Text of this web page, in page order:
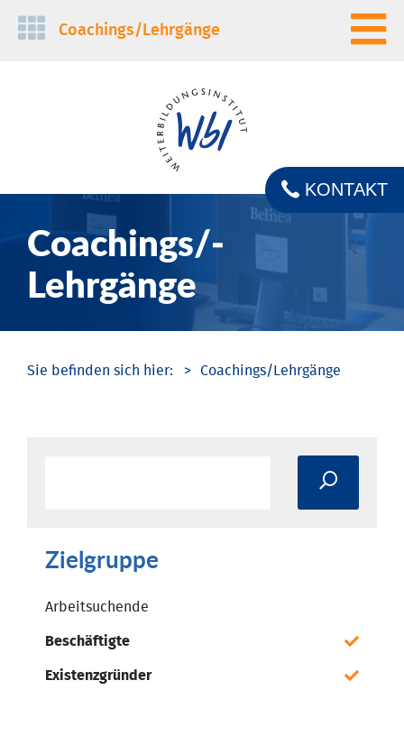
Navigation
Coachings/­Lehrgänge
Coachings/­
Lehrgänge
KONTAKT
Coachings/­Lehrgänge
Zielgruppe
Arbeitsuchende
Beschäftigte
Existenzgründer